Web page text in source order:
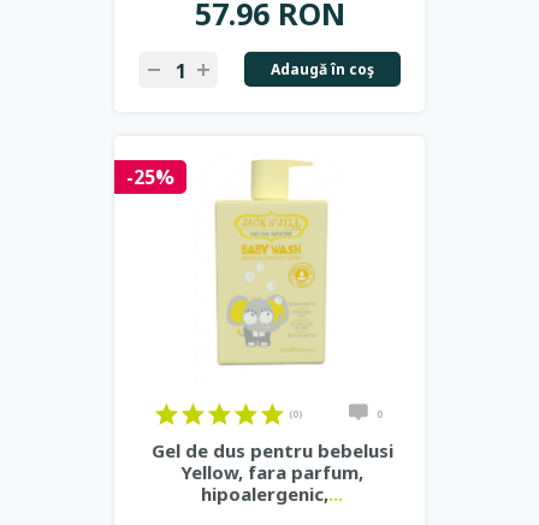
57.96 RON
Adaugă în coş
-25%
(0) 0
Gel de dus pentru bebelusi
Yellow, fara parfum,
hipoalergenic,...